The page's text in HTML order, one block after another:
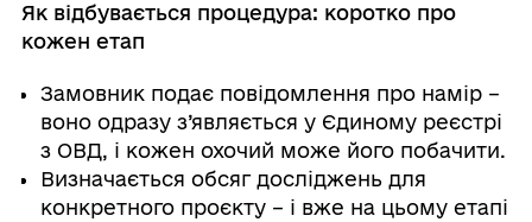
Як відбувається процедура: коротко про
кожен етап
Замовник подає повідомлення про намір –
воно одразу з’являється у Єдиному реєстрі
з ОВД, і кожен охочий може його побачити.
Визначається обсяг досліджень для
конкретного проєкту – і вже на цьому етапі